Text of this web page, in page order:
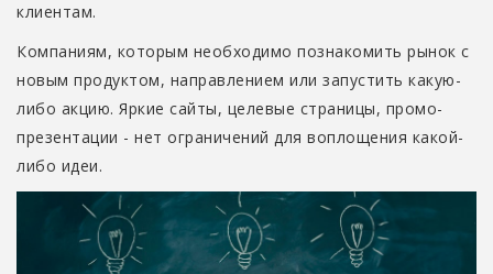
клиентам.
Компаниям, которым необходимо познакомить рынок с
новым продуктом, направлением или запустить какую-
либо акцию. Яркие сайты, целевые страницы, промо-
презентации - нет ограничений для воплощения какой-
либо идеи.